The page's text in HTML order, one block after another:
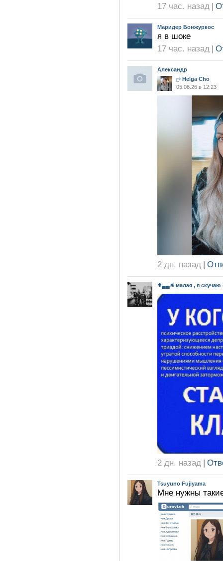
17 час. назад |
Маридер Бонжуркос
я в шоке
17 час. назад |
Александр
Helga Cho
05.08.26 в 12:23
2 дн. назад |
✟▄▄✵ малая , я
2 дн. назад |
Tsuyuno Fujiyama
Мне нужны